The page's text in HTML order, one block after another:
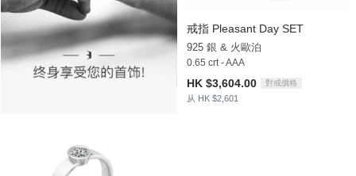
戒指 Pleasant Day SET
925 銀 & 火歐泊
0.65 crt - AAA
HK $3,604.00 對戒價格
从 HK $2,601